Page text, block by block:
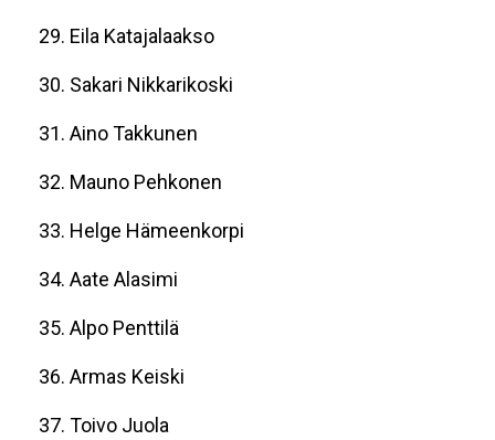
29. Eila Katajalaakso
30. Sakari Nikkarikoski
31. Aino Takkunen
32. Mauno Pehkonen
33. Helge Hämeenkorpi
34. Aate Alasimi
35. Alpo Penttilä
36. Armas Keiski
37. Toivo Juola